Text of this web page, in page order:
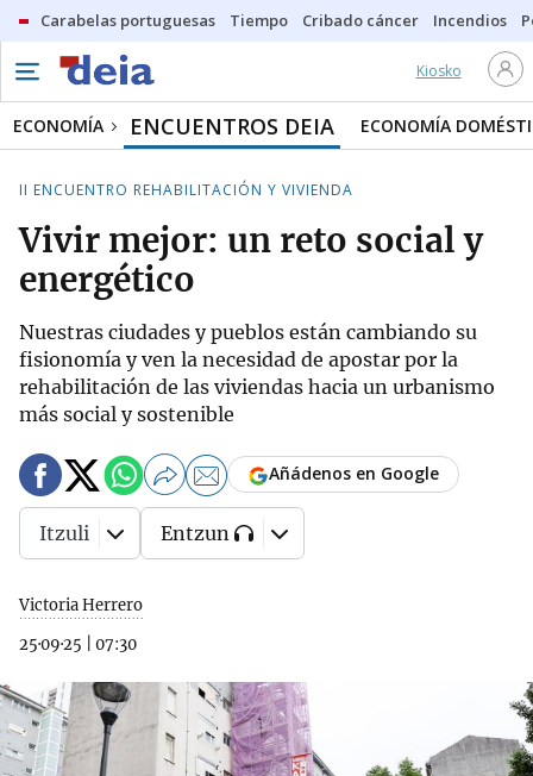
Carabelas portuguesas Tiempo Cribado cáncer Incendios
Kiosko
ECONOMÍA ENCUENTROS DEIA ECONOMÍA
II ENCUENTRO REHABILITACIÓN Y VIVIENDA
Vivir mejor: un reto social y
energético
Nuestras ciudades y pueblos están cambiando su
fisionomía y ven la necesidad de apostar por la
rehabilitación de las viviendas hacia un urbanismo
más social y sostenible
Victoria Herrero
25·09·25
07:30
Añádenos en Google
Itzuli Entzun